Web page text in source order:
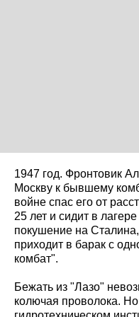
1947 год. Фронтовик
Москву к бывшему
войне спас его от
25 лет и сидит в
покушение на
приходит в барак с
комбат".
Бежать из "Лазо"
колючая проволока.